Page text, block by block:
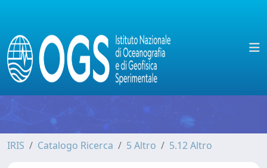
IRIS Catalogo Ricerca 5 Altro 5.12 Altro